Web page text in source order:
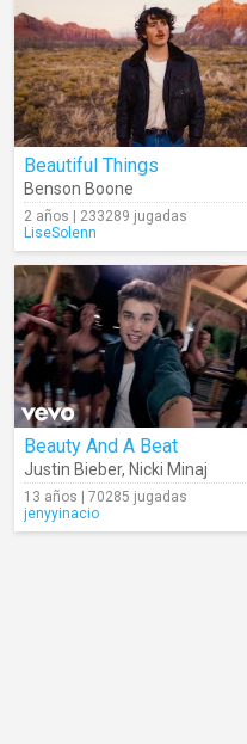
Beautiful Things
Benson Boone
2 años | 233289 jugadas
LiseSolenn
Beauty And A Beat
Justin Bieber, Nicki Minaj
13 años | 70285 jugadas
jenyyinacio